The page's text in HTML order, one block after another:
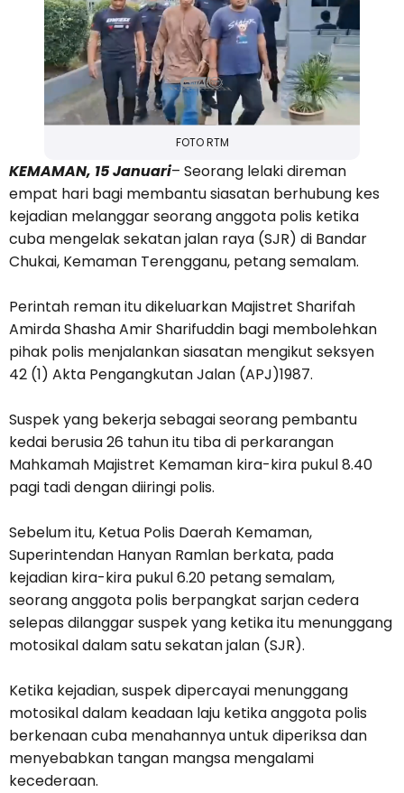
FOTO RTM
KEMAMAN, 15 Januari– Seorang lelaki direman
empat hari bagi membantu siasatan berhubung kes
kejadian melanggar seorang anggota polis ketika
cuba mengelak sekatan jalan raya (SJR) di Bandar
Chukai, Kemaman Terengganu, petang semalam.
Perintah reman itu dikeluarkan Majistret Sharifah
Amirda Shasha Amir Sharifuddin bagi membolehkan
pihak polis menjalankan siasatan mengikut seksyen
42 (1) Akta Pengangkutan Jalan (APJ)1987.
Suspek yang bekerja sebagai seorang pembantu
kedai berusia 26 tahun itu tiba di perkarangan
Mahkamah Majistret Kemaman kira-kira pukul 8.40
pagi tadi dengan diiringi polis.
Sebelum itu, Ketua Polis Daerah Kemaman,
Superintendan Hanyan Ramlan berkata, pada
kejadian kira-kira pukul 6.20 petang semalam,
seorang anggota polis berpangkat sarjan cedera
selepas dilanggar suspek yang ketika itu menunggang
motosikal dalam satu sekatan jalan (SJR).
Ketika kejadian, suspek dipercayai menunggang
motosikal dalam keadaan laju ketika anggota polis
berkenaan cuba menahannya untuk diperiksa dan
menyebabkan tangan mangsa mengalami
kecederaan.